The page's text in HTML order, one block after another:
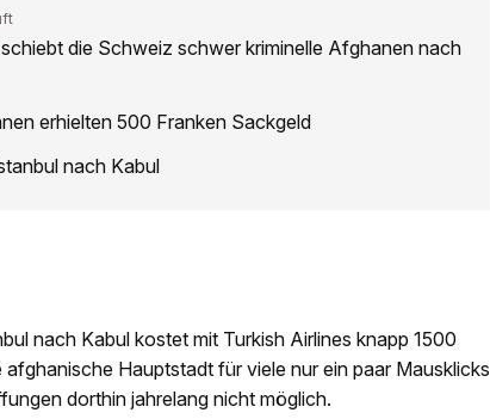
die Schweiz schwer kriminelle Afghanen nach
erhielten 500 Franken Sackgeld
nach Kabul
nach Kabul kostet mit Turkish Airlines knapp 1500
afghanische Hauptstadt für viele nur ein paar Mausklicks
dorthin jahrelang nicht möglich.